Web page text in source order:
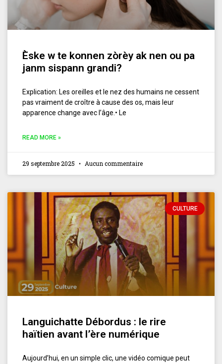
Èske w te konnen zòrèy ak nen ou pa
janm sispann grandi?
Explication: Les oreilles et le nez des humains ne cessent
pas vraiment de croître à cause des os, mais leur
apparence change avec l’âge.• Le
READ MORE »
29 septembre 2025 Aucun commentaire
CULTURE
Languichatte Débordus : le rire
haïtien avant l’ère numérique
Aujourd’hui, en un simple clic, une vidéo comique peut